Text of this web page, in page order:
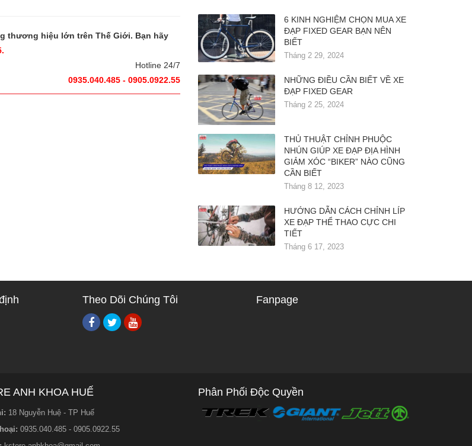
thương hiệu lớn trên Thế Giới. Bạn hãy
Hotline 24/7
0935.040.485 - 0905.0922.55
6 KINH NGHIỆM CHỌN MUA XE
ĐẠP FIXED GEAR BẠN NÊN
BIẾT
Tháng 2 29, 2024
NHỮNG ĐIỀU CẦN BIẾT VỀ XE
ĐẠP FIXED GEAR
Tháng 2 25, 2024
THỦ THUẬT CHỈNH PHUỘC
NHÚN GIÚP XE ĐẠP ĐỊA HÌNH
GIẢM XÓC “BIKER” NÀO CŨNG
CẦN BIẾT
Tháng 8 12, 2023
HƯỚNG DẪN CÁCH CHỈNH LÍP
XE ĐẠP THỂ THAO CỰC CHI
TIẾT
Tháng 6 17, 2023
Theo Dõi Chúng Tôi Fanpage
ANH KHOA HUẾ
18 Nguyễn Huệ - TP Huế
0935.040.485 - 0905.0922.55
Phân Phối Độc Quyền